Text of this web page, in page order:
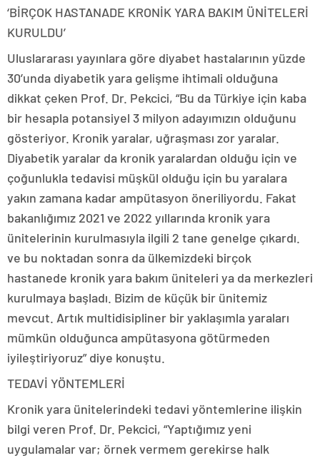
‘BİRÇOK HASTANADE KRONİK YARA BAKIM ÜNİTELERİ
KURULDU’
Uluslararası yayınlara göre diyabet hastalarının yüzde
30’unda diyabetik yara gelişme ihtimali olduğuna
dikkat çeken Prof. Dr. Pekcici, “Bu da Türkiye için kaba
bir hesapla potansiyel 3 milyon adayımızın olduğunu
gösteriyor. Kronik yaralar, uğraşması zor yaralar.
Diyabetik yaralar da kronik yaralardan olduğu için ve
çoğunlukla tedavisi müşkül olduğu için bu yaralara
yakın zamana kadar ampütasyon öneriliyordu. Fakat
bakanlığımız 2021 ve 2022 yıllarında kronik yara
ünitelerinin kurulmasıyla ilgili 2 tane genelge çıkardı.
ve bu noktadan sonra da ülkemizdeki birçok
hastanede kronik yara bakım üniteleri ya da merkezleri
kurulmaya başladı. Bizim de küçük bir ünitemiz
mevcut. Artık multidisipliner bir yaklaşımla yaraları
mümkün olduğunca ampütasyona götürmeden
iyileştiriyoruz” diye konuştu.
TEDAVİ YÖNTEMLERİ
Kronik yara ünitelerindeki tedavi yöntemlerine ilişkin
bilgi veren Prof. Dr. Pekcici, “Yaptığımız yeni
uygulamalar var; örnek vermem gerekirse halk